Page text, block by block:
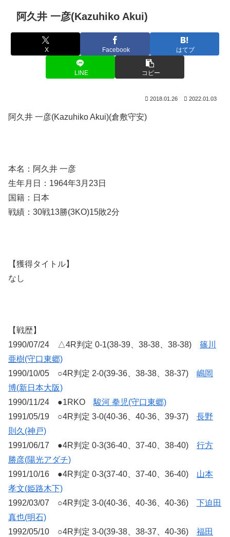
阿久井 一彦(Kazuhiko Akui)
X Facebook はてブ
LINE コピー
2018.01.26 2022.01.03
阿久井 一彦(Kazuhiko Akui)(倉敷守安)
本名：阿久井 一彦
生年月日：1964年3月23日
国籍：日本
戦績：30戦13勝(3KO)15敗2分
【獲得タイトル】
なし
【戦歴】
1990/07/24 △4R判定 0-1(38-39、38-38、38-38) 篠川
亜樹(守口東郷)
1990/10/05 ○4R判定 2-0(39-36、38-38、38-37) 嶋岡
博(新日本大阪)
1990/11/24 ●1RKO 駿河 拳児(守口東郷)
1991/05/19 ○4R判定 3-0(40-36、40-36、39-37) 長野
則久(神戸)
1991/06/17 ●4R判定 0-3(36-40、37-40、38-40) 行方
勝彦(陽光アダチ)
1991/10/16 ●4R判定 0-3(37-40、37-40、36-40) 山本
孝文(姫路木下)
1992/03/07 ○4R判定 3-0(40-36、40-36、40-36) 下迫田
真也(明石)
1992/05/10 ○4R判定 3-0(39-38、38-37、40-36) 福田